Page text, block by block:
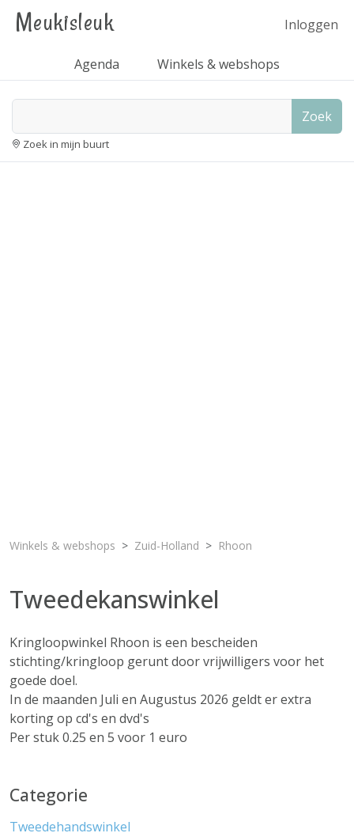
Meukisleuk Inloggen
Agenda Winkels & webshops
Zoek
Zoek in mijn buurt
Winkels & webshops Zuid-Holland Rhoon
Tweedekanswinkel
Kringloopwinkel Rhoon is een bescheiden
stichting/kringloop gerunt door vrijwilligers voor het
goede doel.
In de maanden Juli en Augustus 2026 geldt er extra
korting op cd's en dvd's
Per stuk 0.25 en 5 voor 1 euro
Categorie
Tweedehandswinkel